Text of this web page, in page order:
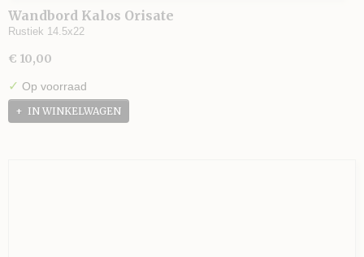
Wandbord Kalos Orisate
Rustiek 14.5x22
€ 10,00
✓ Op voorraad
IN WINKELWAGEN